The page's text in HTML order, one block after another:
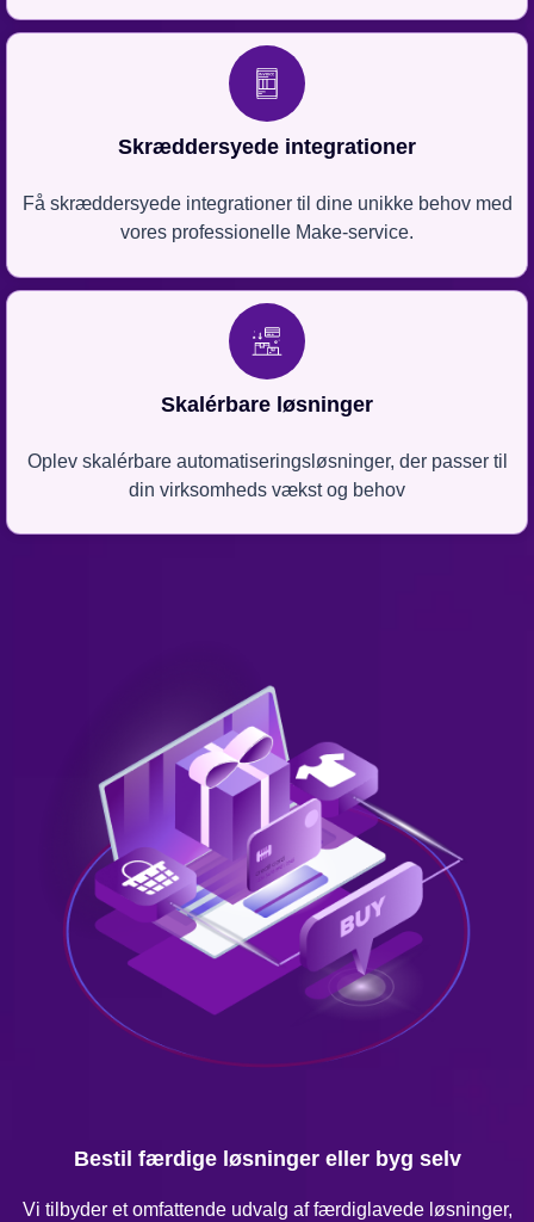
Skræddersyede integrationer
Få skræddersyede integrationer til dine unikke behov med
vores professionelle Make-service.
Skalérbare løsninger
Oplev skalérbare automatiseringsløsninger, der passer til
din virksomheds vækst og behov
Bestil færdige løsninger eller byg selv
Vi tilbyder et omfattende udvalg af færdiglavede løsninger,